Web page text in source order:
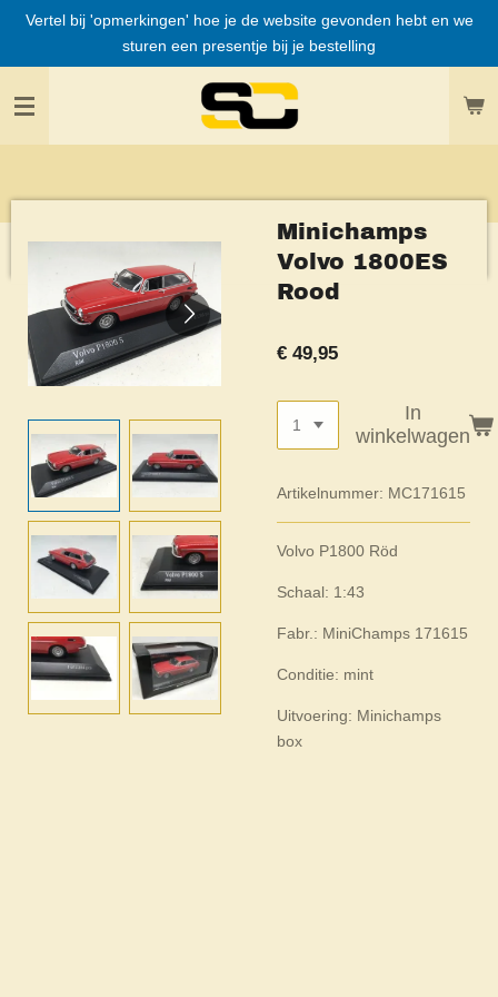
Ga
de
Vertel bij 'opmerkingen' hoe je de website gevonden hebt en we
sturen een presentje bij je bestelling
Minichamps
Volvo 1800ES
Rood
€ 49,95
In
winkelwagen
Artikelnummer: MC171615
Volvo P1800 Röd
Schaal: 1:43
Fabr.: MiniChamps 171615
Conditie: mint
Uitvoering: Minichamps
box